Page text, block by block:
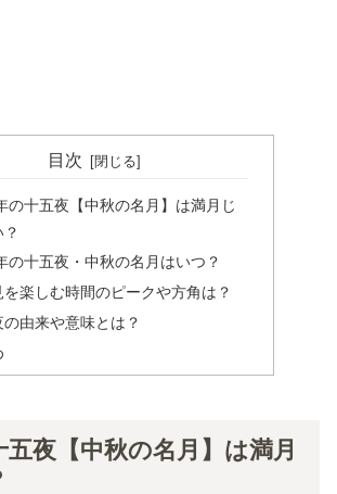
目次
の十五夜【中秋の名月】は満月じ
の十五夜・中秋の名月はいつ？
を楽しむ時間のピークや方角は？
の由来や意味とは？
夜【中秋の名月】は満月